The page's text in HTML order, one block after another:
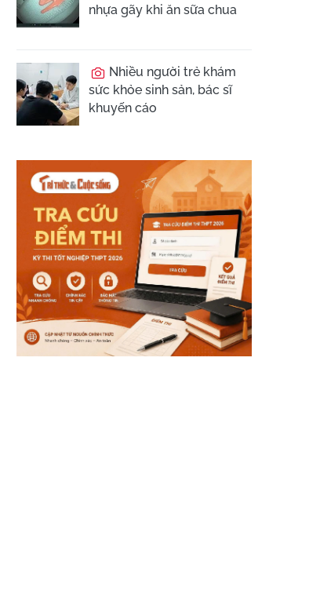
nhựa gãy khi ăn sữa chua
Nhiều người trẻ khám
sức khỏe sinh sản, bác sĩ
khuyến cáo